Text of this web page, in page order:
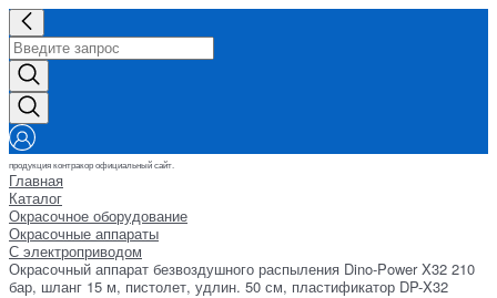
продукция контракор официальный сайт.
Главная
Каталог
Окрасочное оборудование
Окрасочные аппараты
С электроприводом
Окрасочный аппарат безвоздушного распыления Dino-Power X32 210
бар, шланг 15 м, пистолет, удлин. 50 см, пластификатор DP-X32